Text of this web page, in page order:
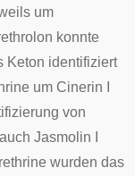
um
konnte
Keton identifiziert
um Cinerin I
von
Jasmolin I
wurden das